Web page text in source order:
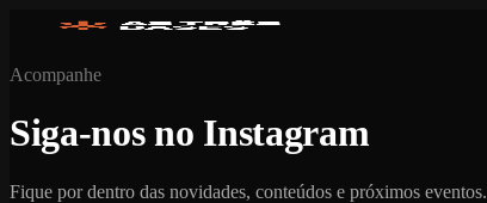
Acompanhe
Siga-nos no Instagram
Fique por dentro das novidades, conteúdos e próximos eventos.